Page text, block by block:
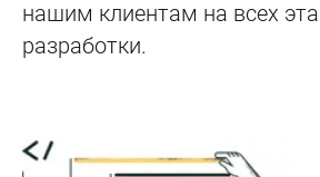
нашим клиентам на всех
разработки.